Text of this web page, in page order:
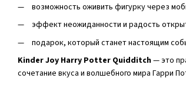
возможность оживить фигурку через
эффект неожиданности и радость
подарок, который станет настоящим
Kinder Joy Harry Potter Quidditch— это
сочетание вкуса и волшебного мира Гарри